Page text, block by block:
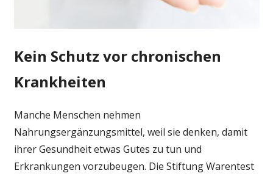
Kein Schutz vor chronischen
Krankheiten
Manche Menschen nehmen
Nahrungsergänzungsmittel, weil sie denken, damit
ihrer Gesundheit etwas Gutes zu tun und
Erkrankungen vorzubeugen. Die Stiftung Warentest